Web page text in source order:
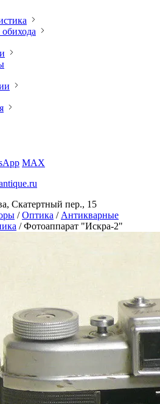
MAX
Скатертный пер., 15
/ Оптика / Антикварные
/ Фотоаппарат "Искра-2"